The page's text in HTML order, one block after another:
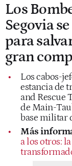
Los
Segovia
para
gran
Los cabos-
estancia de
and Rescue
de Main-
base militar
Más
a los otros: